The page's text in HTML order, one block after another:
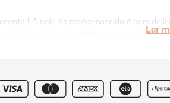
A pele do recém-nascido é bem
de brincos hipoalergênicos para evitar o
fator importante na hora da escolha.